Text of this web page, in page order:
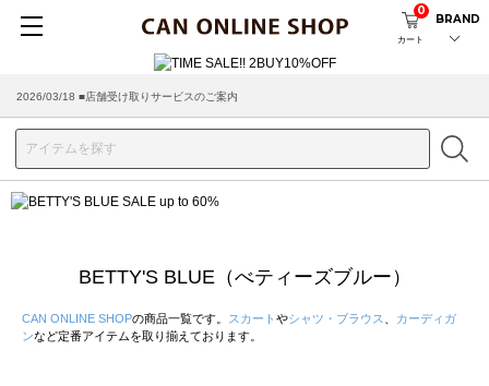
カート
0
BRAND
2026/08/04 ■8/13(木)AM2:00～サイトメンテナンス実施のお知らせ
BETTY'S BLUE（べティーズブルー）
CAN ONLINE SHOPの商品一覧です。 スカート やシャツ・ブラウス
カーディガ
ンなど定番アイテムを取り揃えております。